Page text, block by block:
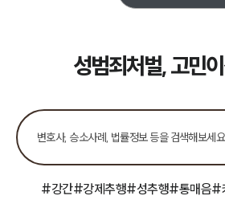
팀소개
팀소개
대륜의 강점
오시는 길
글로벌 파트너
성범죄처벌, 고민
#강간#강제추행#성추행#통매음#